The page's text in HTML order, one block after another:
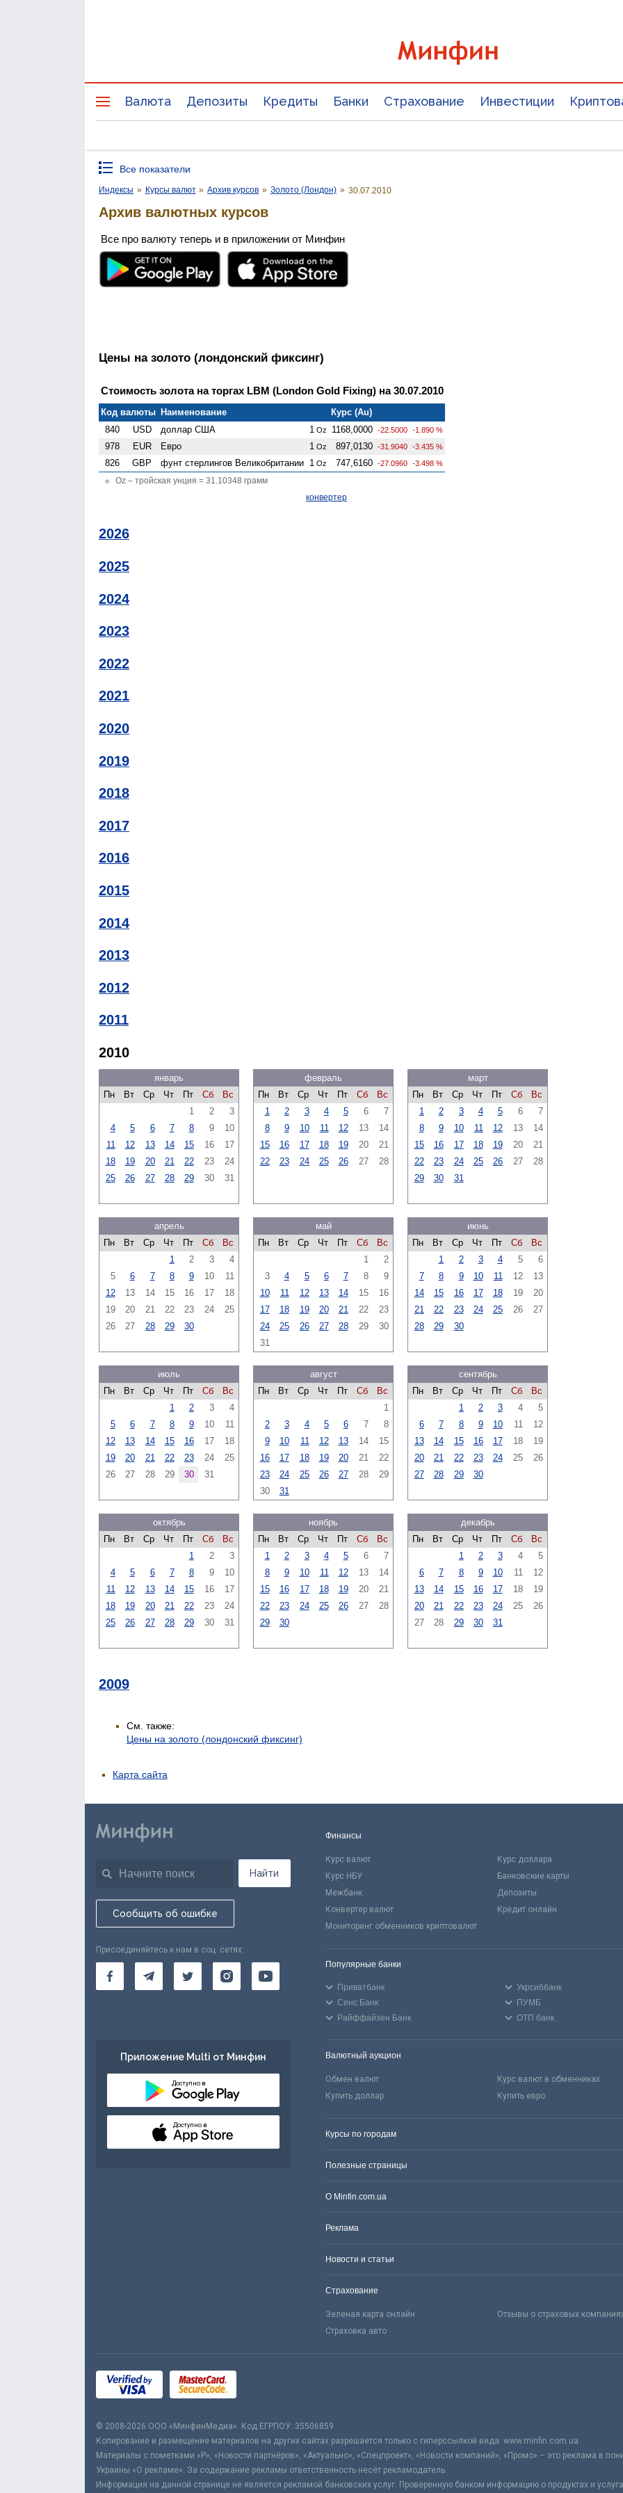
Валюта Депозиты Кредиты Банки Страхование Инвестиции
Все показатели
Индексы » Курсы валют » Архив курсов » Золото (Лондон) » 30.07.2010
Архив валютных курсов
Все про валюту теперь и в приложении от Минфин
Цены на золото (лондонский фиксинг)
Стоимость золота на торгах LBM (London Gold Fixing) на 30.07.2010
Код валюты Наименование
Курс (Au)
840
USD доллар США 1 Oz 1168,0000 -22.5000 -1.890 %
978 EUR Евро 1 Oz 897,0130 -31.9040 -3.435 %
826 GBP фунт стерлингов Велико­британии 1 Oz 747,6160 -27.0960 -3.498 %
Oz – тройская унция = 31.10348 грамм
конвертер
2026
2025
2024
2023
2022
2021
2020
2019
2018
2017
2016
2015
2014
2013
2012
2011
2010
январь
Пн
Вт Ср Чт Пт Сб
Вс
1
2
3
4
5 6 7 8 9
10
11
12 13 14 15 16
17
18
19 20 21 22 23
24
25
26 27 28 29 30 31
февраль
Пн
Вт Ср Чт Пт Сб
Вс
1
2 3 4 5 6
7
8
9 10 11 12 13
14
15
16 17 18 19 20
21
22
23 24 25 26 27 28
март
Пн
Вт Ср Чт Пт Сб
Вс
1
2 3 4 5 6
7
8
9 10 11 12 13
14
15
16 17 18 19 20
21
22
23 24 25 26 27
28
29
30 31
апрель
Пн
Вт Ср Чт Пт Сб
Вс
1
2 3
4
5
6 7 8 9 10
11
12
13 14 15 16 17
18
19
20 21 22 23 24
25
26
27 28 29 30
май
Пн
Вт Ср Чт Пт Сб
Вс
1
2
3
4 5 6 7 8
9
10
11 12 13 14 15
16
17
18 19 20 21 22
23
24
25 26 27 28 29
30
31
июнь
Пн
Вт Ср Чт Пт Сб
Вс
1
2 3 4 5
6
7
8 9 10 11 12
13
14
15 16 17 18 19
20
21
22 23 24 25 26
27
28
29 30
июль
Пн
Вт Ср Чт Пт Сб
Вс
1
2 3
4
5
6 7 8 9 10
11
12
13 14 15 16 17
18
19
20 21 22 23 24
25
26
27 28 29 30 31
август
Пн
Вт Ср Чт Пт Сб
Вс
1
2
3 4 5 6 7
8
9
10 11 12 13 14
15
16
17 18 19 20 21
22
23
24 25 26 27 28
29
30
31
сентябрь
Пн
Вт Ср Чт Пт Сб
Вс
1
2 3 4
5
6
7 8 9 10 11
12
13
14 15 16 17 18
19
20
21 22 23 24 25
26
27
28 29 30
октябрь
Пн
Вт Ср Чт Пт Сб
Вс
1
2
3
4
5 6 7 8 9
10
11
12 13 14 15 16
17
18
19 20 21 22 23
24
25
26 27 28 29 30 31
ноябрь
Пн
Вт Ср Чт Пт Сб
Вс
1
2 3 4 5 6
7
8
9 10 11 12 13
14
15
16 17 18 19 20
21
22
23 24 25 26 27
28
29
30
декабрь
Пн
Вт Ср Чт Пт Сб
Вс
1
2 3 4
5
6
7 8 9 10 11
12
13
14 15 16 17 18
19
20
21 22 23 24 25
26
27
28 29 30 31
2009
См. также:
Цены на золото (лондонский фиксинг)
Карта сайта
Найти
Сообщить об ошибке
Присоединяйтесь к нам в соц. сетях:
Приложение Multi от Минфин
Доступно в
Доступно в
Финансы
Курс валют Курс доллара
Курс НБУ
Банковские карты
Межбанк
Депозиты
Конвертер валют
Кредит онлайн
Мониторинг обменников криптовалют
Популярные банки
Приватбанк Укрсиббанк
Сенс Банк
ПУМБ
Райффайзен Банк
ОТП банк
Валютный аукцион
Обмен валют Курс валют в обменниках
Купить доллар
Купить евро
Курсы по городам
Полезные страницы
О Minfin.com.ua
Реклама
Новости и статьи
Страхование
Зеленая карта онлайн Отзывы о страховых
Страховка авто
© 2008-2026 ООО «МинфинМедиа». Код ЕГРПОУ: 35506859
Копирование и размещение материалов на других сайтах разрешается только с гиперссылкой вида: www.minfin.com.ua
Материалы с пометками «Р», «Новости партнёров», «Актуально», «Спецпроект», «Новости компаний», «Промо» – это реклама в
Украины «О рекламе». За содержание рекламы ответственность несёт рекламодатель.
Информация на данной странице не является рекламой банковских услуг. Проверенную банком информацию о продуктах и